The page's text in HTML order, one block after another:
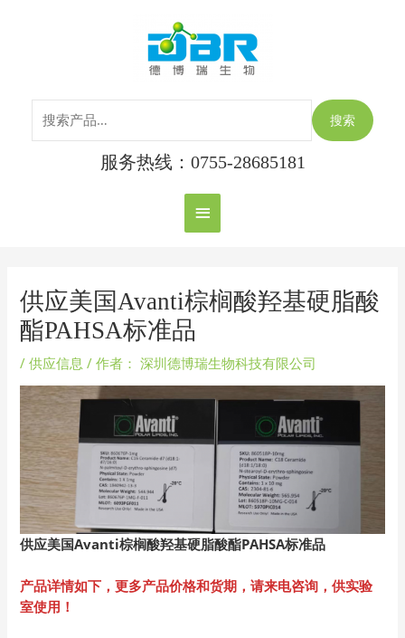
主
菜
单
搜索
服务热线：0755-28685181
供应美国Avanti棕榈酸羟基硬脂酸
酯PAHSA标准品
/供应信息 / 作者： 深圳德博瑞生物科技有限公司
供应美国Avanti棕榈酸羟基硬脂酸酯PAHSA标准品
产品详情如下，更多产品价格和货期，请来电咨询，供实验
室使用！